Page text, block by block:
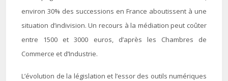
environ 30% des successions en France aboutissent à une
situation d’indivision. Un recours à la médiation peut coûter
entre 1500 et 3000 euros, d’après les Chambres de
Commerce et d’Industrie.
L’évolution de la législation et l’essor des outils numériques